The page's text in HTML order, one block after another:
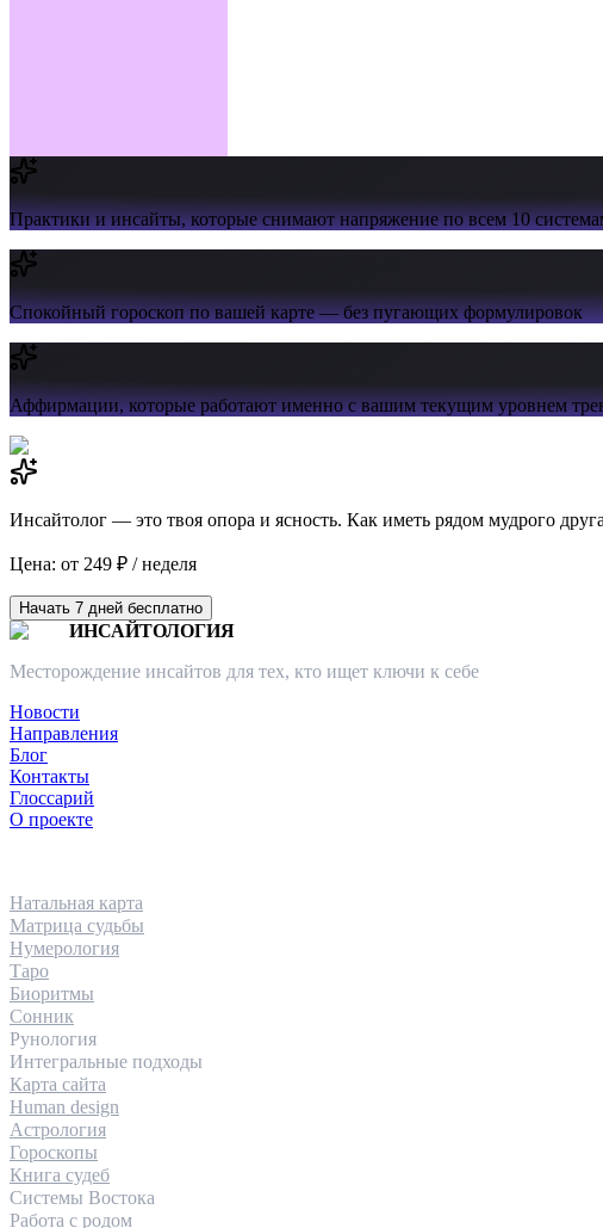
Практики и инсайты,которые снимают напряжение по всем 10
Спокойный гороскоппо вашей карте — без пугающих формулировок
Аффирмации,которые работают именно с вашим текущим уровнем
Инсайтолог — это твоя опора и ясность. Как иметь рядом мудрого
Цена: от 249 ₽ / неделя
Начать 7 дней бесплатно
ИНСАЙТОЛОГИЯ
Месторождение инсайтов для тех, кто ищет ключи к себе
Новости
Направления
Блог
Контакты
Глоссарий
О проекте
Натальная карта
Матрица судьбы
Нумерология
Таро
Биоритмы
Сонник
Рунология
Интегральные подходы
Карта сайта
Human design
Астрология
Гороскопы
Книга судеб
Системы Востока
Работа с родом